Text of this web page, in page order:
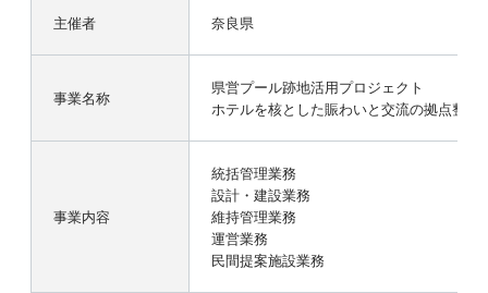
主催者 奈良県
事業名称
県営プール跡地活用プロジェクト
ホテルを核とした賑わいと交流の拠点整備
事業内容
統括管理業務
設計・建設業務
維持管理業務
運営業務
民間提案施設業務